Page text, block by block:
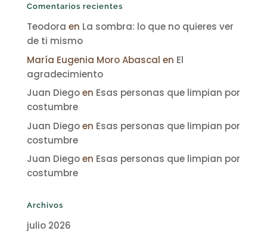
Comentarios recientes
Teodora en La sombra: lo que no quieres ver
de ti mismo
María Eugenia Moro Abascal en El
agradecimiento
Juan Diegoen Esas personas que limpian por
costumbre
Juan Diegoen Esas personas que limpian por
costumbre
Juan Diegoen Esas personas que limpian por
costumbre
Archivos
julio 2026